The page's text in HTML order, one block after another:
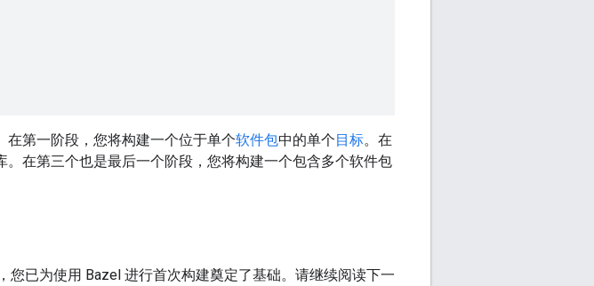
第一阶段，您将构建一个位于单个软件包中的单个目标。在
在第三个也是最后一个阶段，您将构建一个包含多个软件包
您已为使用 Bazel 进行首次构建奠定了基础。请继续阅读下一